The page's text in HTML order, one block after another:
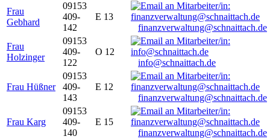
Frau
Gebhard
09153
409-
142
E 13
finanzverwaltung@schnaittach.de
Frau
Holzinger
09153
409-
122
O 12
info@schnaittach.de
Frau Hüßner
09153
409-
143
E 12
finanzverwaltung@schnaittach.de
Frau Karg
09153
409-
140
E 15
finanzverwaltung@schnaittach.de